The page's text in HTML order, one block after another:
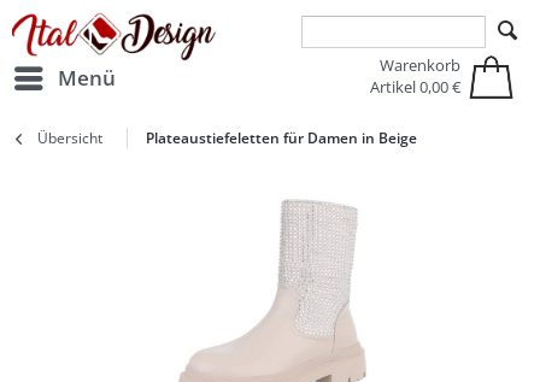
Zur Hauptnavigation springen Zum Hauptinhalt springen
Menü
Warenkorb
Artikel0,00 €
Übersicht Plateaustiefeletten für Damen in Beige